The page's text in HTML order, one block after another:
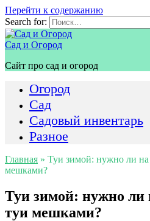
Перейти к содержанию
Search for:
Сад и Огород
Сайт про сад и огород
Огород
Сад
Садовый инвентарь
Разное
Главная » Туи зимой: нужно ли на
мешками?
Туи зимой: нужно ли
туи мешками?